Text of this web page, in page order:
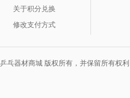
关于积分兑换
修改支付方式
乓器材商城 版权所有，并保留所有权